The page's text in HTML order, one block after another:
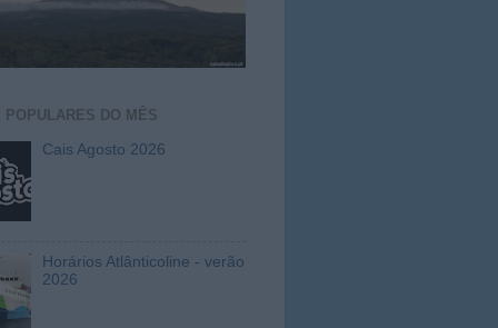
POPULARES DO MÊS
Cais Agosto 2026
Horários Atlânticoline - verão
2026